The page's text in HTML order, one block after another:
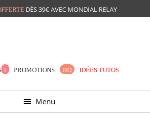
DÈS 39€ AVEC MONDIAL RELAY
0 PROMOTIONS 1082 IDÉES TUTOS
Menu